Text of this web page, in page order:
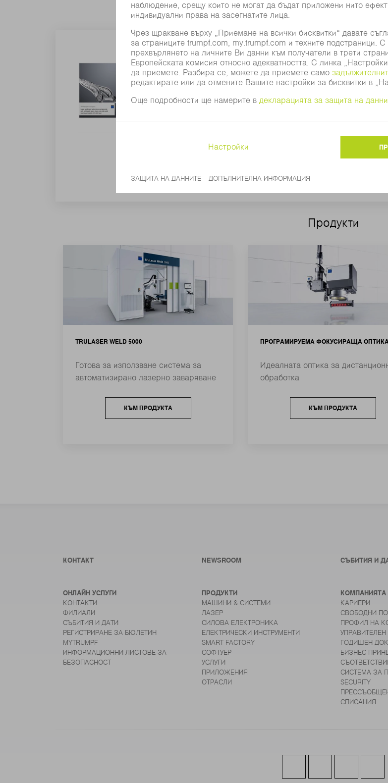
Бяла книга
PDF - 772 KB
Лазерно заваряване на автомобилни детайли с лазер с
Продукти
TRULASER WELD 5000
Готова за използване система за
автоматизирано лазерно заваряване
КЪМ ПРОДУКТА
ПРОГРАМИРУЕМА ФОКУСИРАЩА
Идеалната оптика за
обработка
КЪМ ПРОДУКТА
КОНТАКТ NEWSROOM СЪБИТИЯ И
ОНЛАЙН УСЛУГИ
КОНТАКТИ
ФИЛИАЛИ
СЪБИТИЯ И ДАТИ
РЕГИСТРИРАНЕ ЗА БЮЛЕТИН
MYTRUMPF
ИНФОРМАЦИОННИ ЛИСТОВЕ ЗА
БЕЗОПАСНОСТ
ПРОДУКТИ
МАШИНИ & СИСТЕМИ
ЛАЗЕР
СИЛОВА ЕЛЕКТРОНИКА
ЕЛЕКТРИЧЕСКИ ИНСТРУМЕНТИ
SMART FACTORY
СОФТУЕР
УСЛУГИ
ПРИЛОЖЕНИЯ
ОТРАСЛИ
КОМПАНИЯТА
КАРИЕРИ
СВОБОДНИ
ПРОФИЛ НА
УПРАВИТЕЛЕН
ГОДИШЕН
БИЗНЕС
СИСТЕМА ЗА
SECURITY
СПИСАНИЯ